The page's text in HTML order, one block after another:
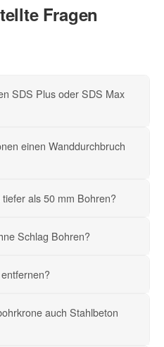
Fragen
SDS Plus oder SDS Max
einen Wanddurchbruch
als 50 mm Bohren?
Schlag Bohren?
auch Stahlbeton